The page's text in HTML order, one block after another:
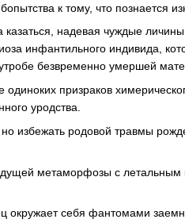
к тому, что познается
надевая чуждые
инфантильного индивида,
безвременно умершей
одиноких призраков
уродства.
но избежать родовой травмы
метаморфозы с
окружает себя фантомами